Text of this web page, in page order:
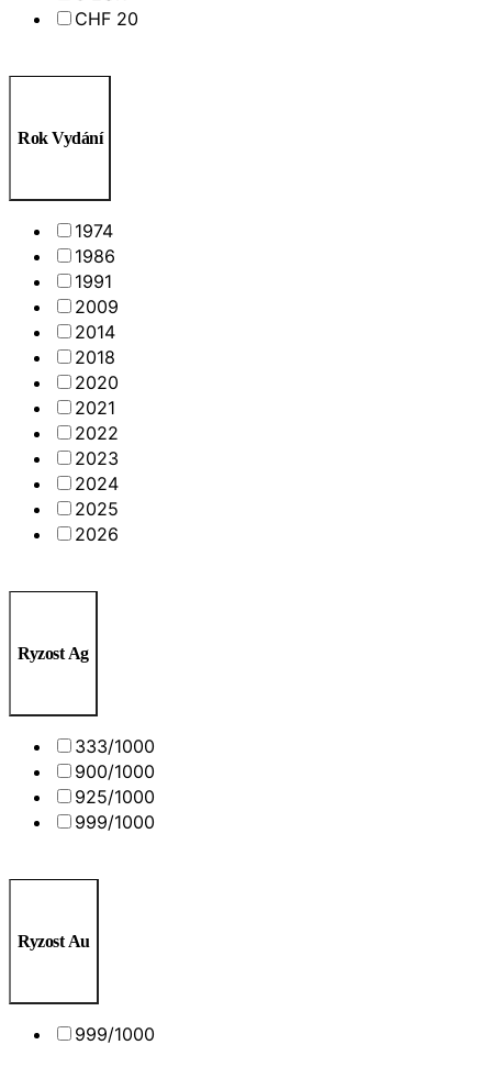
CHF 20
Rok Vydání
1974
1986
1991
2009
2014
2018
2020
2021
2022
2023
2024
2025
2026
Ryzost Ag
333/1000
900/1000
925/1000
999/1000
Ryzost Au
999/1000